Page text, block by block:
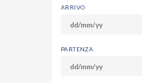
ARRIVO
PARTENZA